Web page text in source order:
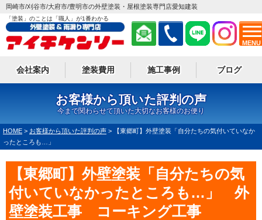
MENU
岡崎市/刈谷市/大府市/豊明市の外壁塗装・屋根塗装専門店愛知建装
「塗装」のことは「職人」が1番わかる
会社案内 塗装費用 施工事例 ブログ
お客様から頂いた評判の声
今まで関わらせて頂いた大切なお客様のお便り
HOME > お客様から頂いた評判の声 >
【東郷町】外壁塗装「自分たちの気付いていなか
ったところも…」
【東郷町】外壁塗装「自分たちの気
付いていなかったところも…」 外
壁塗装工事 コーキング工事